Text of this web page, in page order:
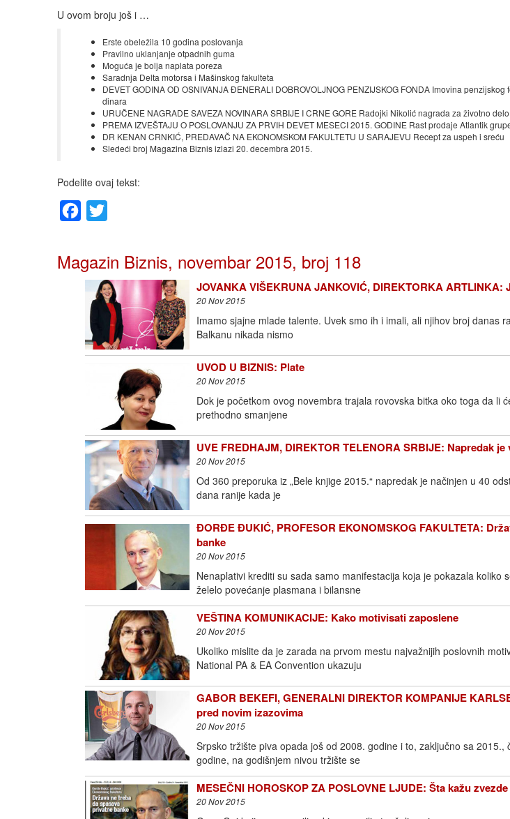
U ovom broju još i …
Erste obeležila 10 godina poslovanja
Pravilno uklanjanje otpadnih guma
Moguća je bolja naplata poreza
Saradnja Delta motorsa i Mašinskog fakulteta
DEVET GODINA OD OSNIVANJA ĐENERALI DOBROVOLJNOG PENZIJSKOG FONDA Imovina
dinara
URUČENE NAGRADE SAVEZA NOVINARA SRBIJE I CRNE GORE Radojki Nikolić nagrada za životno delo
PREMA IZVEŠTAJU O POSLOVANJU ZA PRVIH DEVET MESECI 2015. GODINE Rast prodaje Atlantik
DR KENAN CRNKIĆ, PREDAVAČ NA EKONOMSKOM FAKULTETU U SARAJEVU Recept za uspeh i sreću
Sledeći broj Magazina Biznis izlazi 20. decembra 2015.
Podelite ovaj tekst:
Facebook
Magazin Biznis, novembar 2015, broj 118
JOVANKA VIŠEKRUNA JANKOVIĆ, DIREKTORKA ARTLINKA:
20 Nov 2015
Imamo sjajne mlade talente. Uvek smo ih i imali, ali njihov broj danas
Balkanu nikada nismo
UVOD U BIZNIS: Plate
20 Nov 2015
Dok je početkom ovog novembra trajala rovovska bitka oko toga da li
prethodno smanjene
UVE FREDHAJM, DIREKTOR TELENORA SRBIJE: Napredak
20 Nov 2015
Od 360 preporuka iz „Bele knjige 2015.“ napredak je načinjen u 40
dana ranije kada je
ĐORĐE ĐUKIĆ, PROFESOR EKONOMSKOG FAKULTETA:
banke
20 Nov 2015
Nenaplativi krediti su sada samo manifestacija koja je pokazala koliko
želelo povećanje plasmana i bilansne
VEŠTINA KOMUNIKACIJE: Kako motivisati zaposlene
20 Nov 2015
Ukoliko mislite da je zarada na prvom mestu najvažnijih poslovnih
National PA & EA Convention ukazuju
GABOR BEKEFI, GENERALNI DIREKTOR KOMPANIJE
pred novim izazovima
20 Nov 2015
Srpsko tržište piva opada još od 2008. godine i to, zaključno sa 2015.,
godine, na godišnjem nivou tržište se
MESEČNI HOROSKOP ZA POSLOVNE LJUDE: Šta kažu
20 Nov 2015